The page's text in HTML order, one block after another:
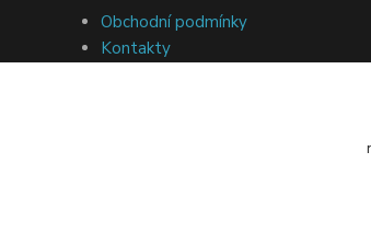
Obchodní podmínky
Kontakty